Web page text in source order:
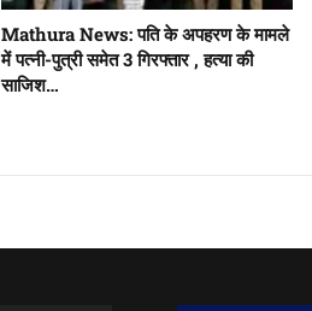
Mathura News: पति के अपहरण के मामले
में पत्नी-पुत्री समेत 3 गिरफ्तार , हत्या की
साजिश…